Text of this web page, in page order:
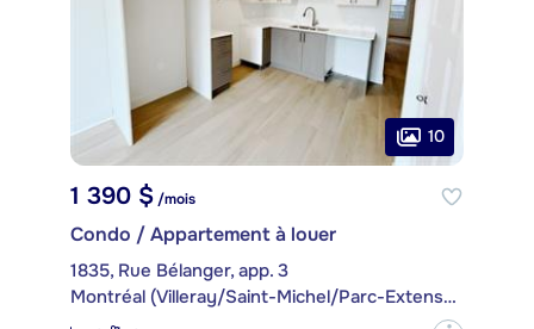
10
1 390 $/mois
Condo / Appartement à louer
1835, Rue Bélanger, app. 3
Montréal (Villeray/Saint-Michel/Parc-Extension)